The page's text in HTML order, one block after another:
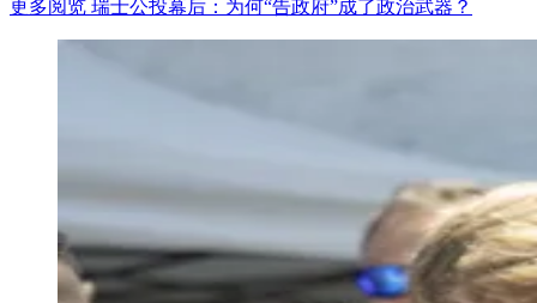
更多阅览 瑞士公投幕后：为何“告政府”成了政治武器？